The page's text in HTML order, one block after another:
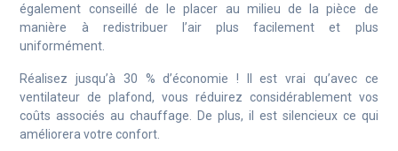
également conseillé de le placer au milieu de la pièce de
manière à redistribuer l’air plus facilement et plus
uniformément.
Réalisez jusqu’à 30 % d’économie ! Il est vrai qu’avec ce
ventilateur de plafond, vous réduirez considérablement vos
coûts associés au chauffage. De plus, il est silencieux ce qui
améliorera votre confort.